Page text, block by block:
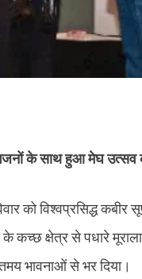
के साथ हुआ मेघ उत्सव
विश्वप्रसिद्ध कबीर
क्षेत्र से पधारे
भावनाओं से भर दिया।